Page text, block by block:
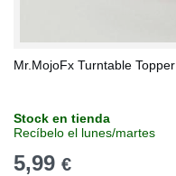
Mr.MojoFx Turntable Topper
Stock en tienda
Recíbelo el lunes/martes
5,99 €